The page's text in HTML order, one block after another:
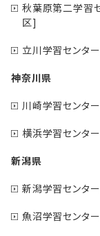
秋葉原第二学習
区]
立川学習センタ
神奈川県
川崎学習センタ
横浜学習センタ
新潟県
新潟学習センタ
魚沼学習センタ